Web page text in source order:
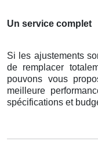
Un service complet
Si les ajustements
de remplacer
pouvons vous
meilleure
spécifications et